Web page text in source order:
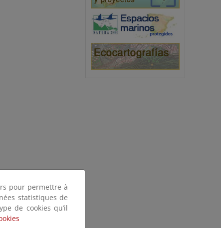
pour permettre à
statistiques de
de cookies qu’il